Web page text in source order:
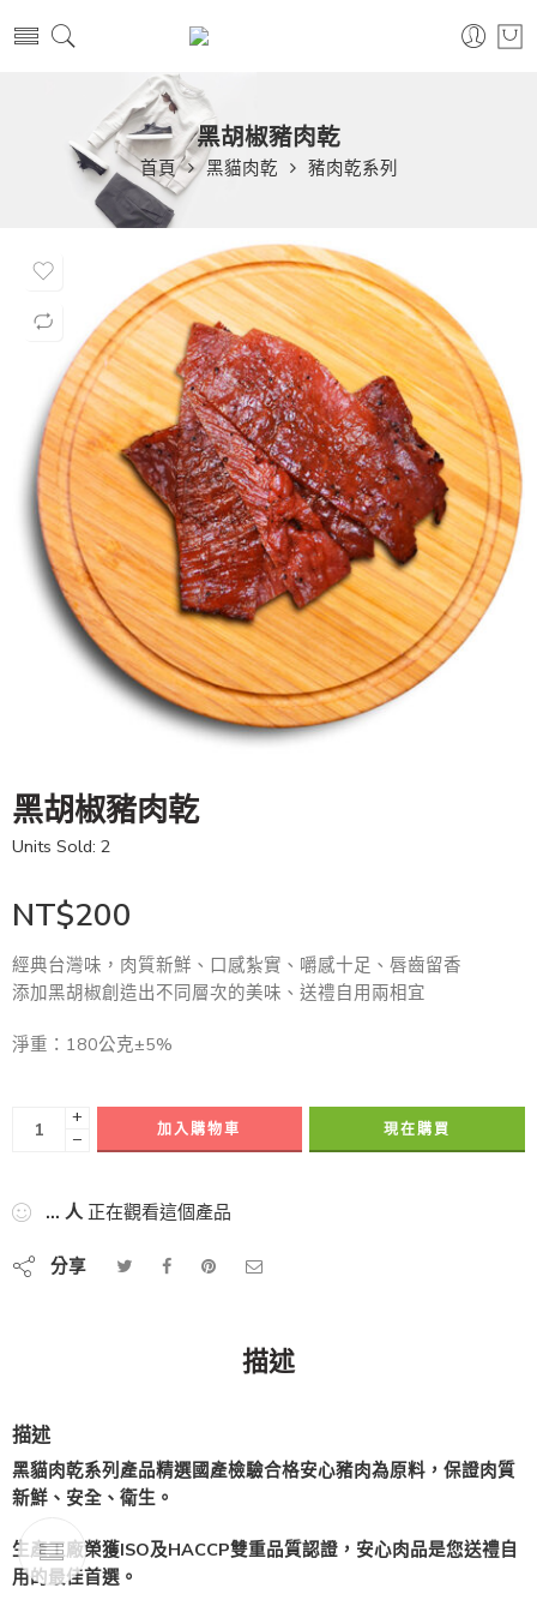
黑胡椒豬肉乾
首頁 黑貓肉乾 豬肉乾系列
黑胡椒豬肉乾
Units Sold: 2
NT$200
經典台灣味，肉質新鮮、口感紮實、嚼感十足、唇齒留香
添加黑胡椒創造出不同層次的美味、送禮自用兩相宜
淨重：180公克±5%
+
−
加入購物車 現在購買
... 人 正在觀看這個產品
分享
描述
描述
黑貓肉乾系列產品精選國產檢驗合格安心豬肉為原料，保證肉質
新鮮、安全、衛生。
生產工廠榮獲ISO及HACCP雙重品質認證，安心肉品是您送禮自
用的最佳首選。